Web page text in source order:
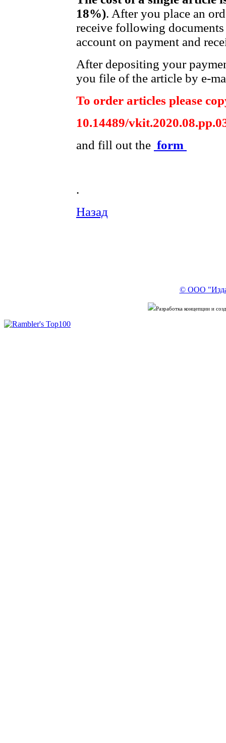
18%). After you place an
receive following
account on payment and
After depositing your
you file of the article by e-
To order articles please
10.14489/
and fill out the form
.
Назад
© ООО
Разработка концепции и